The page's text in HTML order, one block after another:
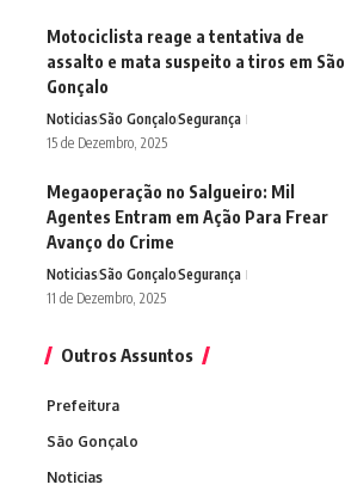
Motociclista reage a tentativa de
assalto e mata suspeito a tiros em São
Gonçalo
NoticiasSão GonçaloSegurança
15 de Dezembro, 2025
Megaoperação no Salgueiro: Mil
Agentes Entram em Ação Para Frear
Avanço do Crime
NoticiasSão GonçaloSegurança
11 de Dezembro, 2025
Outros Assuntos
Prefeitura
São Gonçalo
Noticias